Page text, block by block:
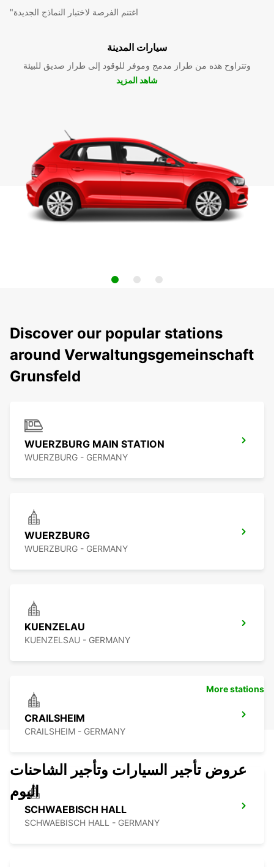
"اغتنم الفرصة لاختبار النماذج الجديدة
سيارات المدينة
وتتراوح هذه من طراز مدمج وموفر للوقود إلى طراز صديق للبيئة
شاهد المزيد
Discover our popular stations
around Verwaltungsgemeinschaft
Grunsfeld
WUERZBURG MAIN STATION
WUERZBURG - GERMANY
WUERZBURG
WUERZBURG - GERMANY
KUENZELAU
KUENZELSAU - GERMANY
CRAILSHEIM
CRAILSHEIM - GERMANY
SCHWAEBISCH HALL
SCHWAEBISCH HALL - GERMANY
More stations
عروض تأجير السيارات وتأجير الشاحنات
اليوم